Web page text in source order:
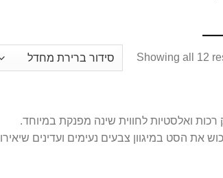
Showing all 12
כותנה איכותית המעניק רכות ואלסטיות לחווית שינה מפנקת במיוחד.
את הסט במיגוון צבעים נעימים ועדינים שיאירו